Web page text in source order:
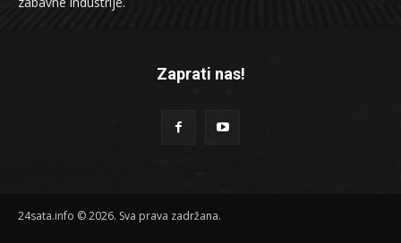
Zaprati nas!
24sata.info © 2026. Sva prava zadržana.